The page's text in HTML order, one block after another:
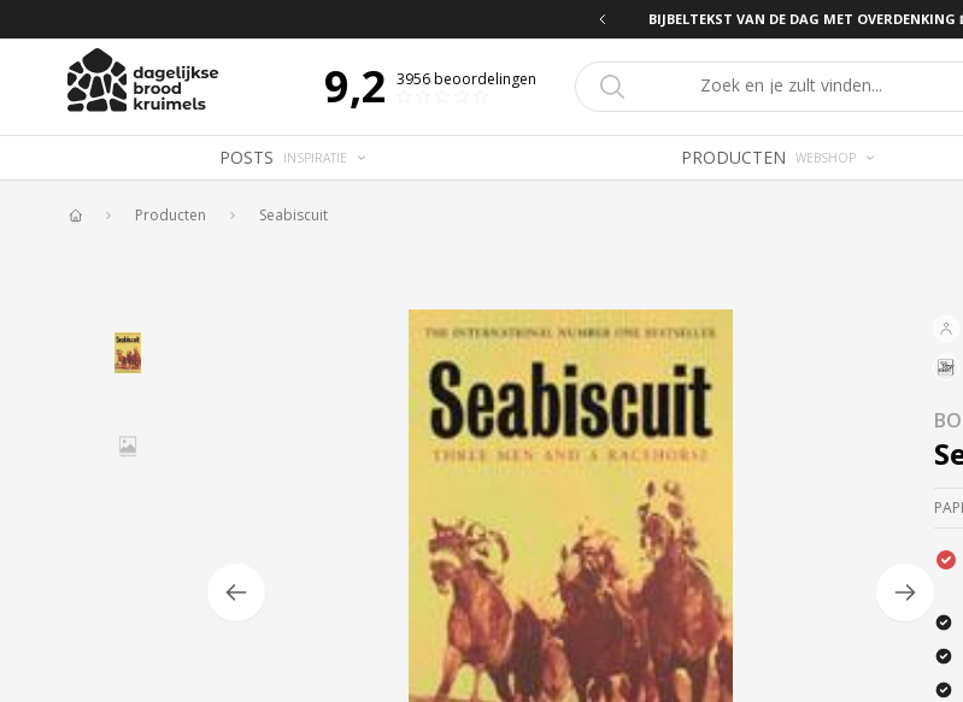
BIJBELTEKST VAN DE DAG MET OVERDENKING
9,2 3956beoordelingen
POSTS INSPIRATIE PRODUCTEN WEBSHOP
Producten Seabiscuit